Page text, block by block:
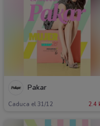
Pakar
Caduca el 31/12 2.4